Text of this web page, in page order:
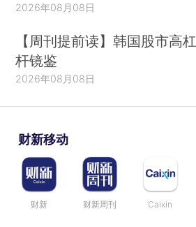
2026年08月08日
【周刊提前读】韩国股市高杠
杆镜鉴
2026年08月08日
财新移动
财新 财新周刊 Caixin